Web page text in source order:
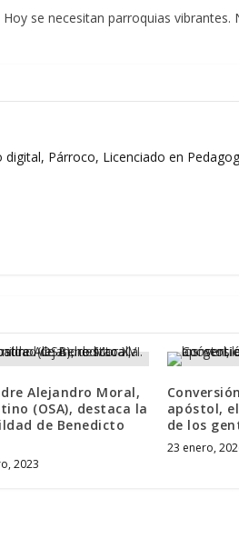
Hoy se necesitan parroquias vibrantes.
Párroco, Licenciado en
Alejandro Moral,
(OSA), destaca la
de Benedicto
2023
apóstol,
de los
23 enero,